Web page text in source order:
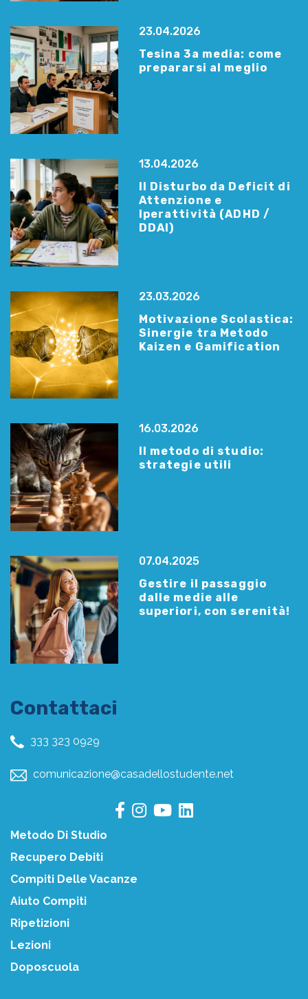
23.04.2026
Tesina 3a media: come
prepararsi al meglio
13.04.2026
Il Disturbo da Deficit di
Attenzione e
Iperattività (ADHD /
DDAI)
23.03.2026
Motivazione Scolastica:
Sinergie tra Metodo
Kaizen e Gamification
16.03.2026
Il metodo di studio:
strategie utili
07.04.2025
Gestire il passaggio
dalle medie alle
superiori, con serenità!
Contattaci
333 323 0929
comunicazione@casadellostudente.net
Metodo Di Studio
Recupero Debiti
Compiti Delle Vacanze
Aiuto Compiti
Ripetizioni
Lezioni
Doposcuola